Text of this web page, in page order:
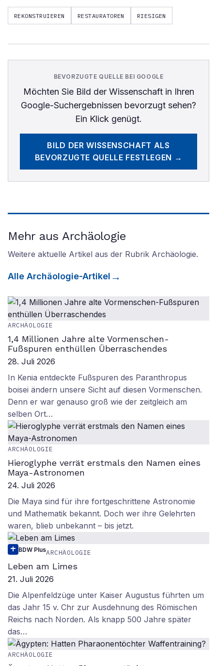
REKONSTRUIEREN RESTAURATOREN RIESIGEN
BEVORZUGTE QUELLE BEI GOOGLE
Möchten Sie Bild der Wissenschaftin Ihren
Google-Suchergebnissen bevorzugt sehen?
Ein Klick genügt.
BILD DER WISSENSCHAFT ALS
BEVORZUGTE QUELLE FESTLEGEN →
Mehr aus Archäologie
Weitere aktuelle Artikel aus der Rubrik Archäologie.
Alle Archäologie-Artikel
ARCHÄOLOGIE
1,4 Millionen Jahre alte Vormenschen-
Fußspuren enthüllen Überraschendes
28. Juli 2026
In Kenia entdeckte Fußspuren des Paranthropus
boisei ändern unsere Sicht auf diesen Vormenschen.
Denn er war genauso groß wie der zeitgleich am
selben Ort…
ARCHÄOLOGIE
Hieroglyphe verrät erstmals den Namen eines
Maya-Astronomen
24. Juli 2026
Die Maya sind für ihre fortgeschrittene Astronomie
und Mathematik bekannt. Doch wer ihre Gelehrten
waren, blieb unbekannt – bis jetzt.
BDW PlusARCHÄOLOGIE
Leben am Limes
21. Juli 2026
Die Alpenfeldzüge unter Kaiser Augustus führten um
das Jahr 15 v. Chr zur Ausdehnung des Römischen
Reichs nach Norden. Als knapp 500 Jahre später
das…
ARCHÄOLOGIE